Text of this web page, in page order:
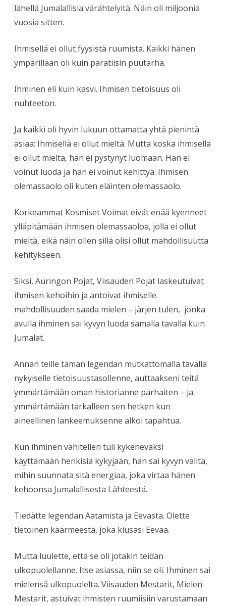
lähellä Jumalallisia värähtelyitä. Näin oli miljoonia
vuosia sitten.
Ihmisellä ei ollut fyysistä ruumista. Kaikki hänen
ympärillään oli kuin paratiisin puutarha.
Ihminen eli kuin kasvi. Ihmisen tietoisuus oli
nuhteeton.
Ja kaikki oli hyvin lukuun ottamatta yhtä pienintä
asiaa: Ihmisellä ei ollut mieltä. Mutta koska ihmisellä
ei ollut mieltä, hän ei pystynyt luomaan. Hän ei
voinut luoda ja hän ei voinut kehittyä. Ihmisen
olemassaolo oli kuten eläinten olemassaolo.
Korkeammat Kosmiset Voimat eivät enää kyenneet
ylläpitämään ihmisen olemassaoloa, jolla ei ollut
mieltä, eikä näin ollen sillä olisi ollut mahdollisuutta
kehitykseen.
Siksi, Auringon Pojat, Viisauden Pojat laskeutuivat
ihmisen kehoihin ja antoivat ihmiselle
mahdollisuuden saada mielen – järjen tulen, jonka
avulla ihminen sai kyvyn luoda samalla tavalla kuin
Jumalat.
Annan teille tämän legendan mutkattomalla tavalla
nykyiselle tietoisuustasollenne, auttaakseni teitä
ymmärtämään oman historianne parhaiten – ja
ymmärtämään tarkalleen sen hetken kun
aineellinen lankeemuksenne alkoi tapahtua.
Kun ihminen vähitellen tuli kykeneväksi
käyttämään henkisiä kykyjään, hän sai kyvyn valita,
mihin suunnata sitä energiaa, joka virtaa hänen
kehoonsa Jumalallisesta Lähteestä.
Tiedätte legendan Aatamista ja Eevasta. Olette
tietoinen käärmeestä, joka kiusasi Eevaa.
Mutta luulette, että se oli jotakin teidän
ulkopuolellanne. Itse asiassa, niin se oli. Ihminen sai
mielensä ulkopuolelta. Viisauden Mestarit, Mielen
Mestarit, astuivat ihmisten ruumiisiin varustamaan